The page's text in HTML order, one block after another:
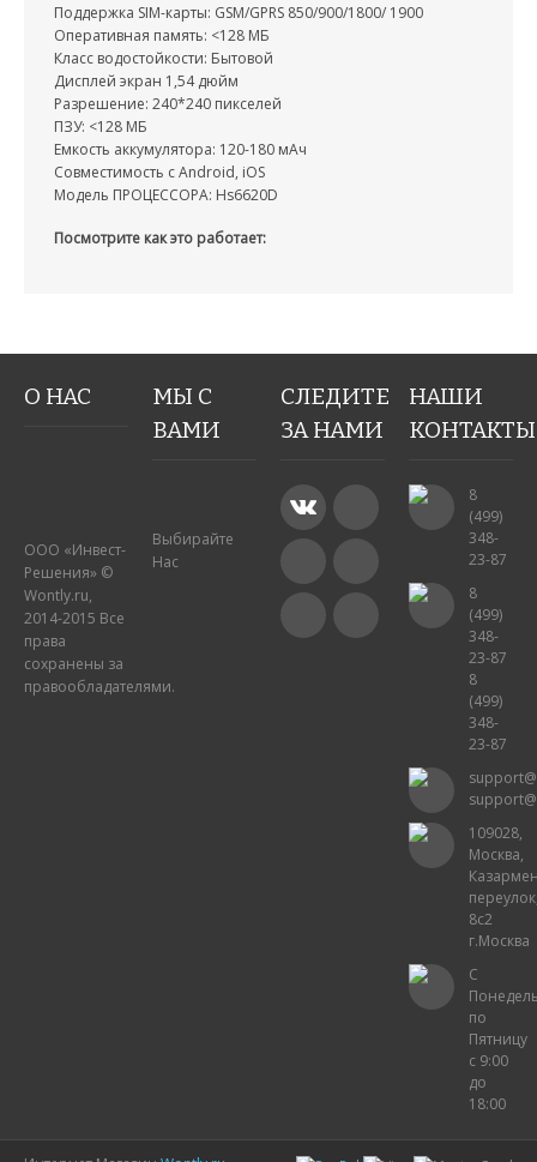
Поддержка SIM-карты: GSM/GPRS 850/900/1800/ 1900
Оперативная память: <128 МБ
Класс водостойкости: Бытовой
Дисплей экран 1,54 дюйм
Разрешение: 240*240 пикселей
ПЗУ: <128 МБ
Емкость аккумулятора: 120-180 мАч
Совместимость с Android, iOS
Модель ПРОЦЕССОРА: Hs6620D
Посмотрите как это работает:
О НАС
ООО «Инвест-
Решения» ©
Wontly.ru,
2014-2015 Все
права
сохранены за
правообладателями.
МЫ С
ВАМИ
Выбирайте
Нас
СЛЕДИТЕ
ЗА НАМИ
НАШИ
КОНТАКТЫ
8
(499)
348-
23-87
8
(499)
348-
23-87
8
(499)
348-
23-87
109028,
Москва,
8с2
г.Москва
С
по
Пятницу
с 9:00
до
18:00